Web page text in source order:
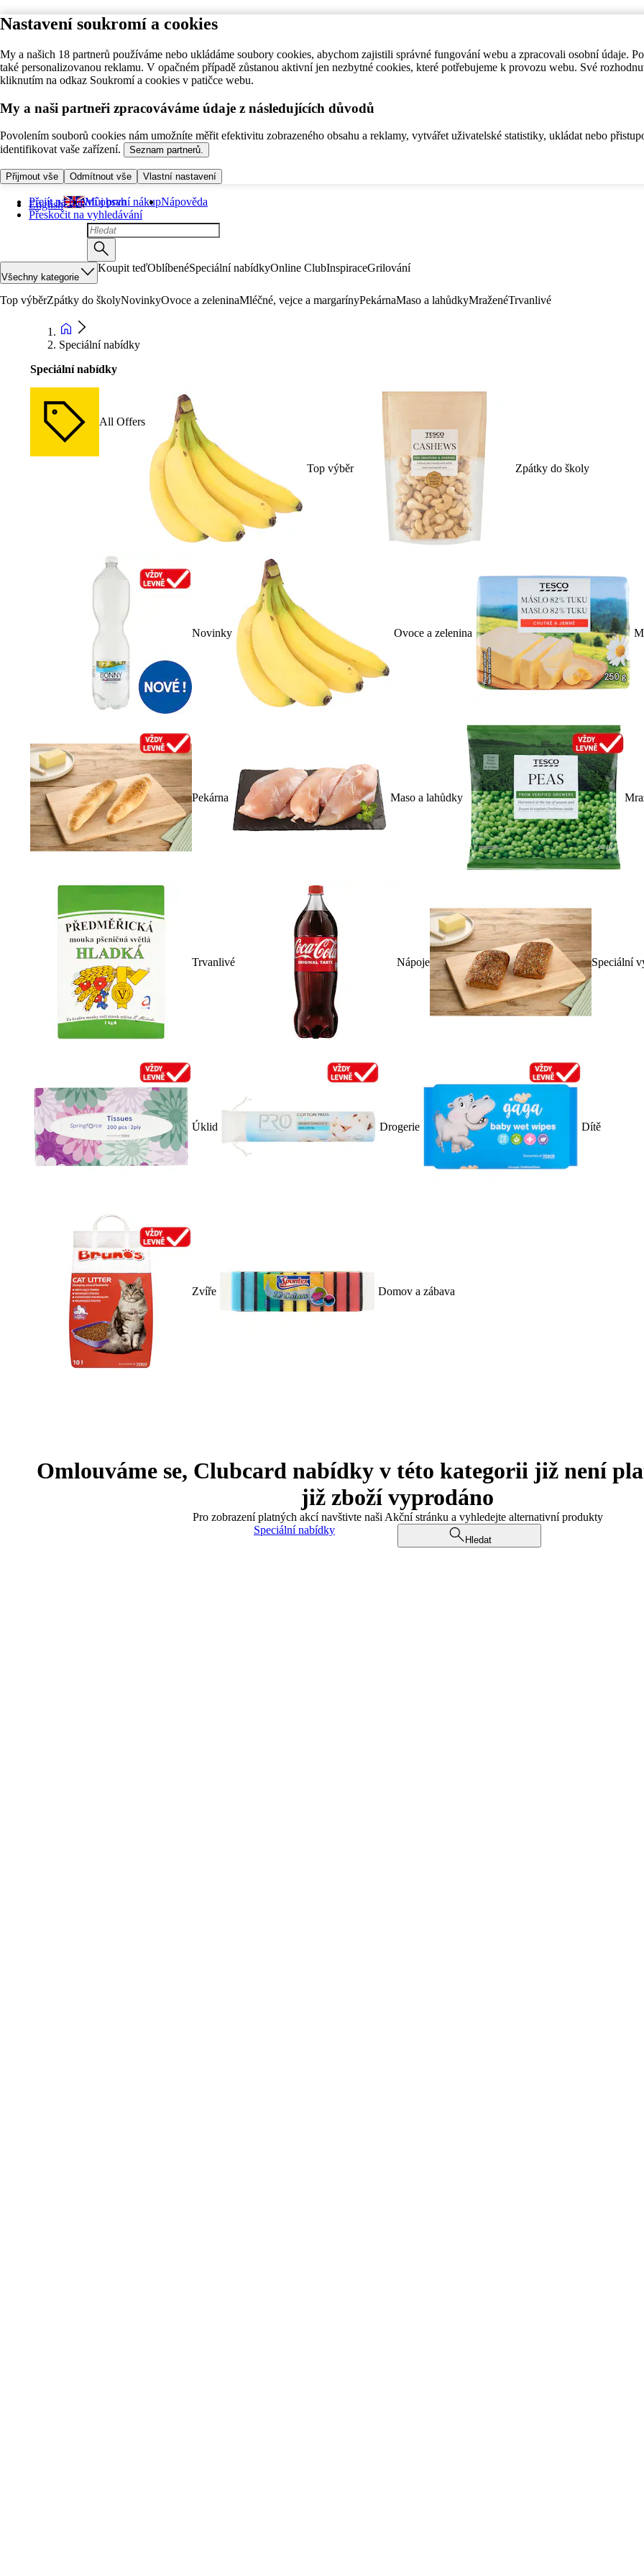
Nastavení soukromí a cookies
My a našich 18 partnerů používáme nebo ukládáme soubory cookies, abychom zajistili správné fungování webu a zpracovali osobní údaje.
také personalizovanou reklamu. V opačném případě zůstanou aktivní jen nezbytné cookies, které potřebujeme k provozu webu. Své
kliknutím na odkaz Soukromí a cookies v patičce webu.
My a naši partneři zpracováváme údaje z následujících důvodů
Povolením souborů cookies nám umožníte měřit efektivitu zobrazeného obsahu a reklamy, vytvářet uživatelské statistiky, ukládat nebo
identifikovat vaše zařízení.
Seznam partnerů.
Přijmout vše Odmítnout vše Vlastní nastavení
Přejít na hlavní obsah
Přeskočit na vyhledávání
English Můj první nákupNápověda
Všechny kategorie
Koupit teďOblíbenéSpeciální nabídkyOnline ClubInspiraceGrilování
Top výběrZpátky do školyNovinkyOvoce a zeleninaMléčné, vejce a margarínyPekárnaMaso a lahůdkyMraženéTrvanlivé
Speciální nabídky
Speciální nabídky
All Offers
Top výběr Zpátky do školy
Novinky Ovoce a zelenina
Pekárna Maso a lahůdky
Trvanlivé Nápoje Speciální
Úklid Drogerie Dítě
Zvíře Domov a zábava
Omlouváme se, Clubcard nabídky v této kategorii již není
již zboží vyprodáno
Pro zobrazení platných akcí navštivte naši Akční stránku a vyhledejte alternativní produkty
Speciální nabídky
Hledat